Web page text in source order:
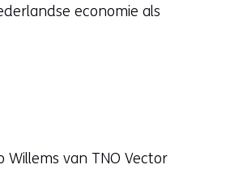
economie als
van TNO Vector